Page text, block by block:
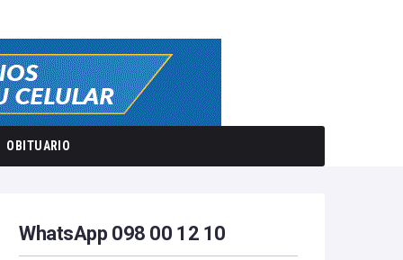
OBITUARIO
WhatsApp 098 00 12 10